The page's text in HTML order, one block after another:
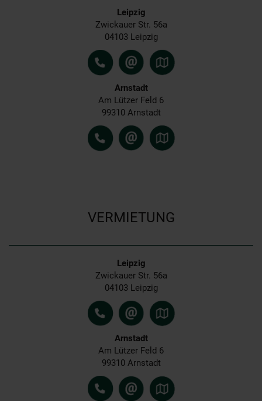
Leipzig
Zwickauer Str. 56a
04103 Leipzig
Arnstadt
Am Lützer Feld 6
99310 Arnstadt
VERMIETUNG
Leipzig
Zwickauer Str. 56a
04103 Leipzig
Arnstadt
Am Lützer Feld 6
99310 Arnstadt